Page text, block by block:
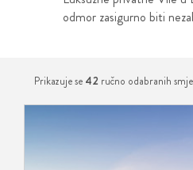
odmor zasigurno biti
Prikazuje se 42 ručno odabranih